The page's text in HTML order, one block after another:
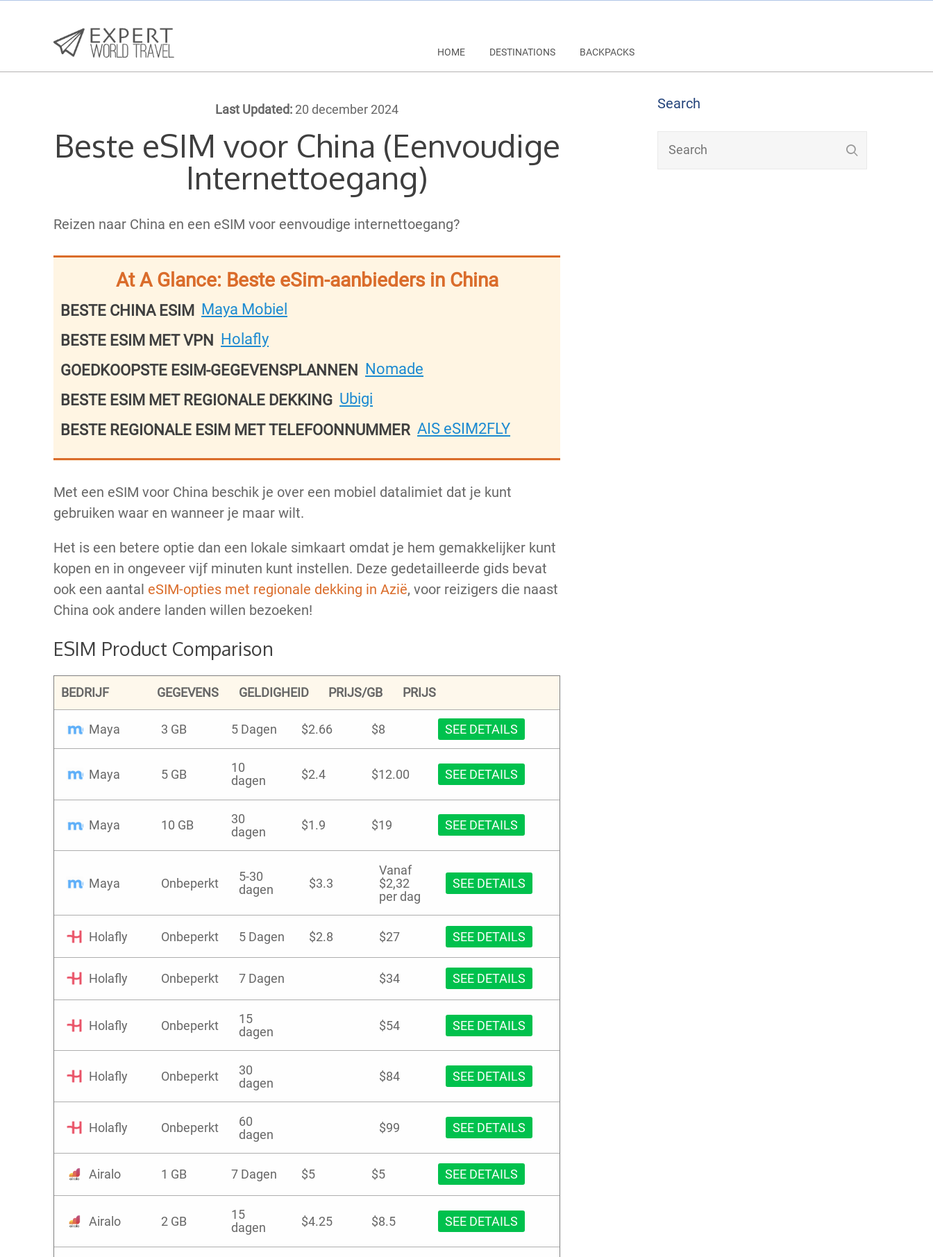
HOME DESTINATIONS BACKPACKS
Last Updated: 20 december 2024
Beste eSIM voor China (Eenvoudige
Internettoegang)
Reizen naar China en een eSIM voor eenvoudige internettoegang?
At A Glance: Beste eSim-aanbieders in China
BESTE CHINA ESIM Maya Mobiel
BESTE ESIM MET VPN Holafly
GOEDKOOPSTE ESIM-GEGEVENSPLANNEN Nomade
BESTE ESIM MET REGIONALE DEKKING Ubigi
BESTE REGIONALE ESIM MET TELEFOONNUMMER AIS eSIM2FLY
Met een eSIM voor China beschik je over een mobiel datalimiet dat je kunt
gebruiken waar en wanneer je maar wilt.
Het is een betere optie dan een lokale simkaart omdat je hem gemakkelijker kunt
kopen en in ongeveer vijf minuten kunt instellen. Deze gedetailleerde gids bevat
ook een aantal eSIM-opties met regionale dekking in Azië, voor reizigers die naast
China ook andere landen willen bezoeken!
ESIM Product Comparison
BEDRIJF GEGEVENS GELDIGHEID PRIJS/GB PRIJS
Maya 3 GB 5 Dagen $2.66 $8 SEE DETAILS
Maya 5 GB
10
dagen
$2.4 $12.00 SEE DETAILS
Maya 10 GB
30
dagen
$1.9 $19 SEE DETAILS
Maya Onbeperkt
5-30
dagen
$3.3
Vanaf
$2,32
per dag
SEE DETAILS
Holafly Onbeperkt 5 Dagen $2.8 $27 SEE DETAILS
Holafly Onbeperkt 7 Dagen $34 SEE DETAILS
Holafly Onbeperkt
15
dagen
$54 SEE DETAILS
Holafly Onbeperkt
30
dagen
$84 SEE DETAILS
Holafly Onbeperkt
60
dagen
$99 SEE DETAILS
Airalo 1 GB 7 Dagen $5 $5 SEE DETAILS
Airalo 2 GB
15
dagen
$4.25 $8.5 SEE DETAILS
Search